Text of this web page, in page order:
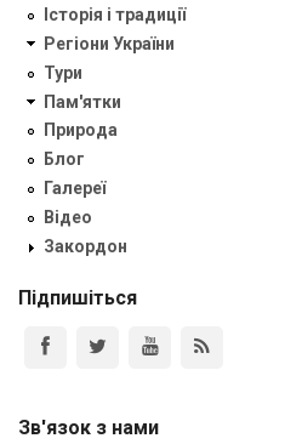
Історія і традиції
Регіони України
Тури
Пам'ятки
Природа
Блог
Галереї
Відео
Закордон
Підпишіться
Зв'язок з нами